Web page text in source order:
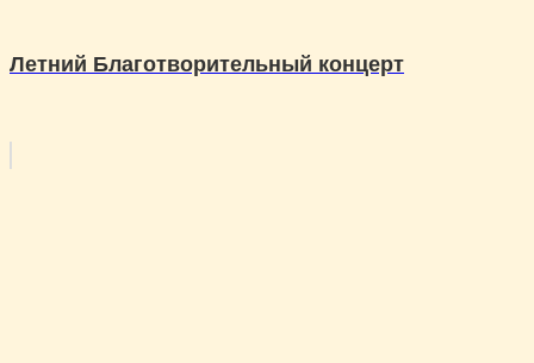
Летний Благотворительный концерт